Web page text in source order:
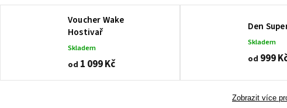
Voucher Wake
Hostivař
Skladem
od 1 099 Kč
Den
Skladem
od 999
Zobrazit více